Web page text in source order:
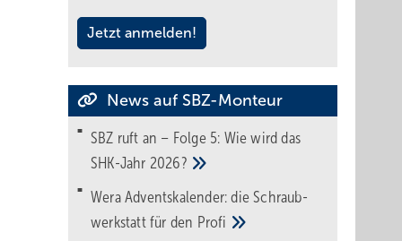
Jetzt anmelden!
News auf SBZ-Monteur
SBZ ruft an – Folge 5: Wie wird das
SHK-Jahr 2026?
Wera Adventskalender: die Schraub­
werk­statt für den Pro­fi